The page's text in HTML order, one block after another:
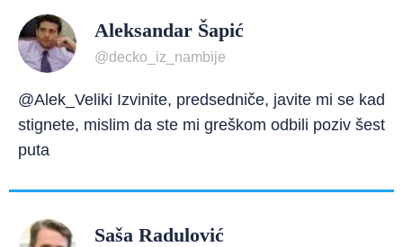
Aleksandar Šapić
@decko_iz_nambije
@Alek_Veliki Izvinite, predsedniče, javite mi se kad
stignete, mislim da ste mi greškom odbili poziv šest
puta
Saša Radulović